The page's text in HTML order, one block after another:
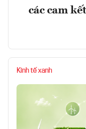
các cam
Kinh tế xanh